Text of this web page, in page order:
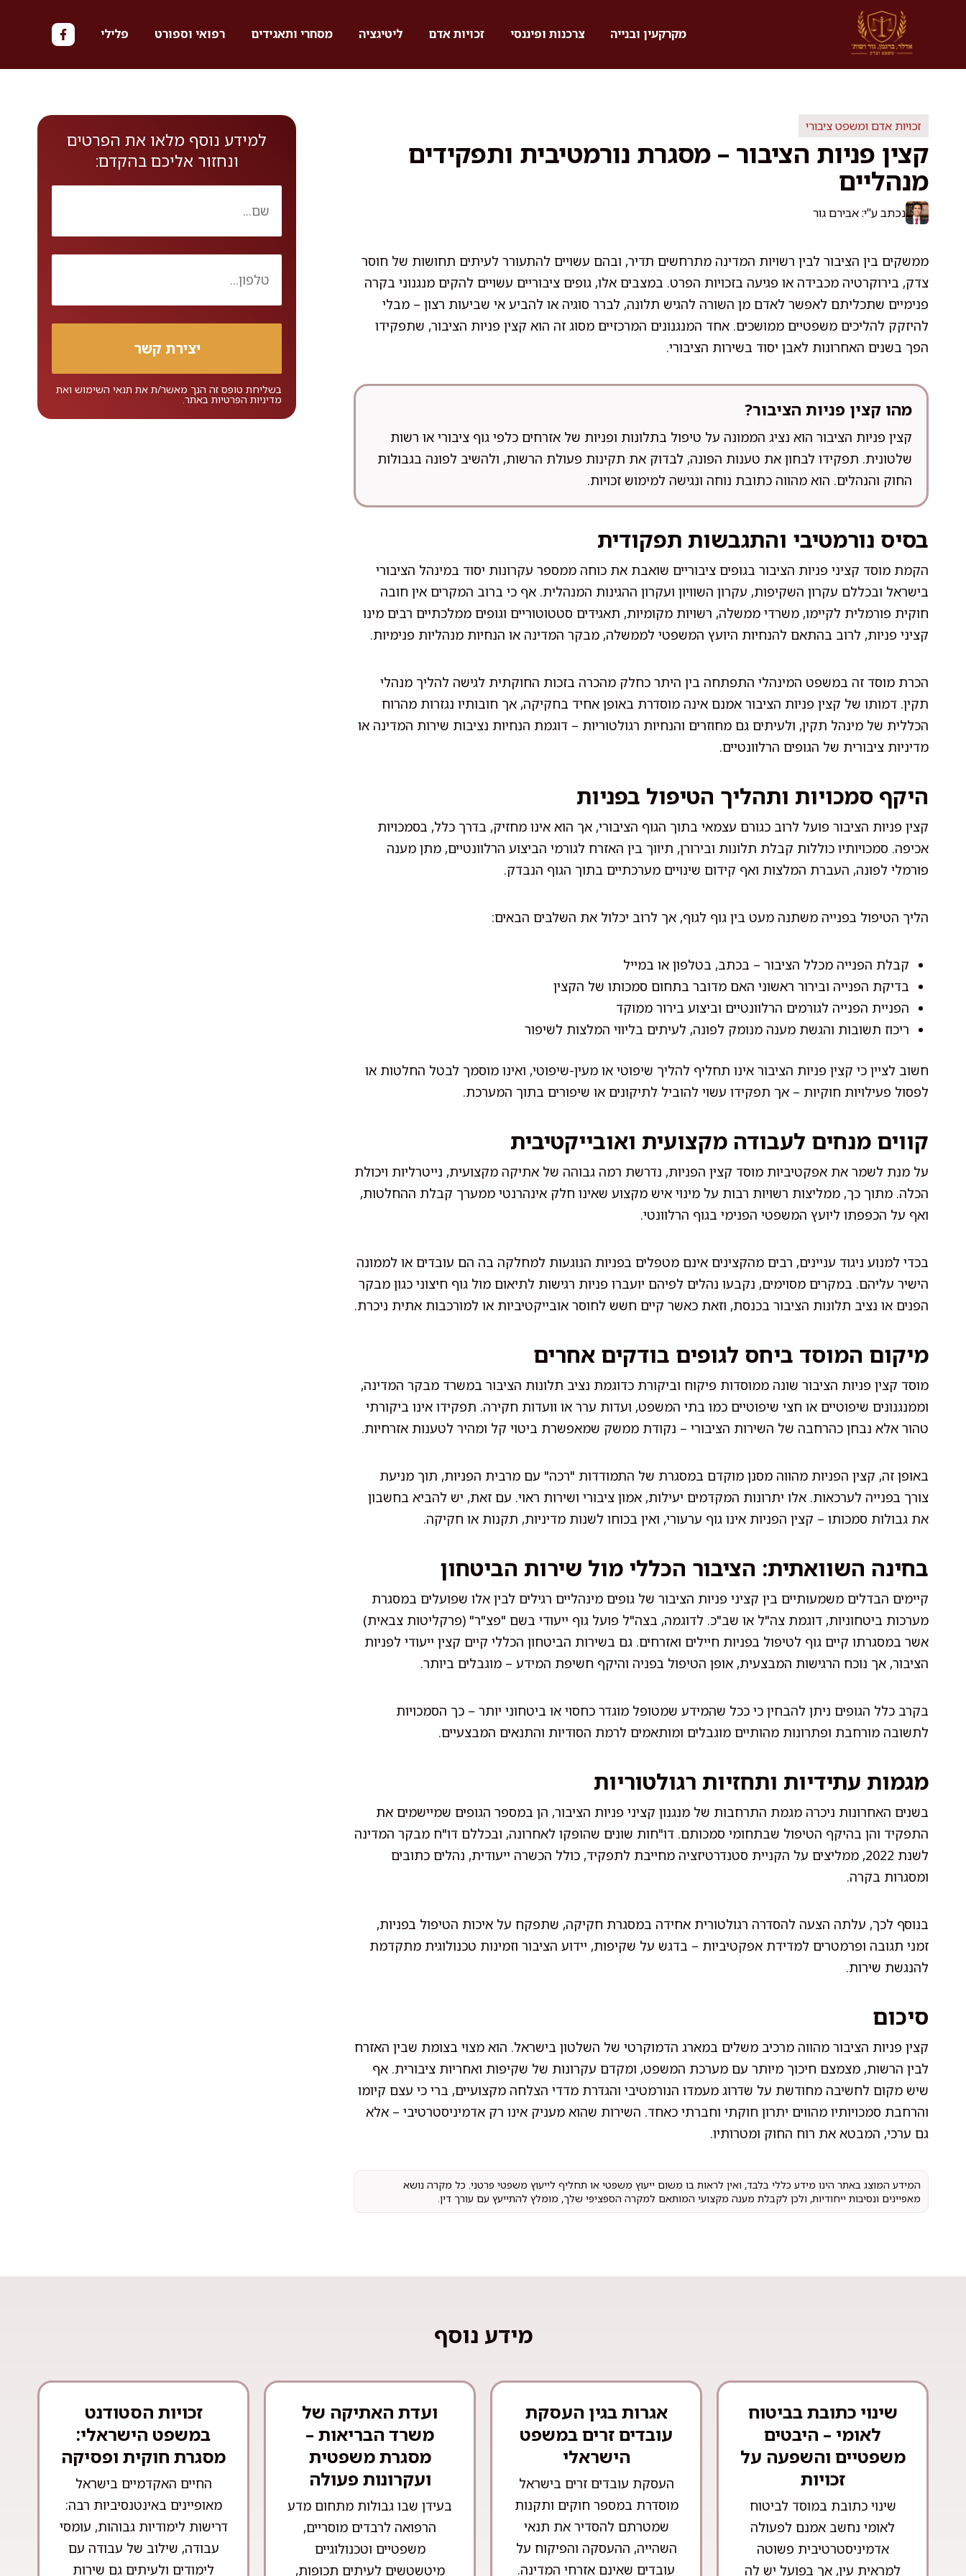
מקרקעין ובנייה צרכנות ופיננסי זכויות אדם ליטיגציה מסחרי ותאגידים רפואי וספורט פלילי
זכויות אדם ומשפט ציבורי
קצין פניות הציבור – מסגרת נורמטיבית ותפקידים
מנהליים
נכתב ע"י: אבירם גור
ממשקים בין הציבור לבין רשויות המדינה מתרחשים תדיר, ובהם עשויים להתעורר לעיתים תחושות של חוסר
צדק, בירוקרטיה מכבידה או פגיעה בזכויות הפרט. במצבים אלו, גופים ציבוריים עשויים להקים מנגנוני בקרה
פנימיים שתכליתם לאפשר לאדם מן השורה להגיש תלונה, לברר סוגיה או להביע אי שביעות רצון – מבלי
להיזקק להליכים משפטיים ממושכים. אחד המנגנונים המרכזיים מסוג זה הוא קצין פניות הציבור, שתפקידו
הפך בשנים האחרונות לאבן יסוד בשירות הציבורי.
מהו קצין פניות הציבור?
קצין פניות הציבור הוא נציג הממונה על טיפול בתלונות ופניות של אזרחים כלפי גוף ציבורי או רשות
שלטונית. תפקידו לבחון את טענות הפונה, לבדוק את תקינות פעולת הרשות, ולהשיב לפונה בגבולות
החוק והנהלים. הוא מהווה כתובת נוחה ונגישה למימוש זכויות.
בסיס נורמטיבי והתגבשות תפקודית
הקמת מוסד קציני פניות הציבור בגופים ציבוריים שואבת את כוחה ממספר עקרונות יסוד במינהל הציבורי
בישראל ובכללם עקרון השקיפות, עקרון השוויון ועקרון ההגינות המנהלית. אף כי ברוב המקרים אין חובה
חוקית פורמלית לקיימו, משרדי ממשלה, רשויות מקומיות, תאגידים סטטוטוריים וגופים ממלכתיים רבים מינו
קציני פניות, לרוב בהתאם להנחיות היועץ המשפטי לממשלה, מבקר המדינה או הנחיות מנהליות פנימיות.
הכרת מוסד זה במשפט המינהלי התפתחה בין היתר כחלק מהכרה בזכות החוקתית לגישה להליך מנהלי
תקין. דמותו של קצין פניות הציבור אמנם אינה מוסדרת באופן אחיד בחקיקה, אך חובותיו נגזרות מהרוח
הכללית של מינהל תקין, ולעיתים גם מחוזרים והנחיות רגולטוריות – דוגמת הנחיות נציבות שירות המדינה או
מדיניות ציבורית של הגופים הרלוונטיים.
היקף סמכויות ותהליך הטיפול בפניות
קצין פניות הציבור פועל לרוב כגורם עצמאי בתוך הגוף הציבורי, אך הוא אינו מחזיק, בדרך כלל, בסמכויות
אכיפה. סמכויותיו כוללות קבלת תלונות ובירורן, תיווך בין האזרח לגורמי הביצוע הרלוונטיים, מתן מענה
פורמלי לפונה, העברת המלצות ואף קידום שינויים מערכתיים בתוך הגוף הנבדק.
הליך הטיפול בפנייה משתנה מעט בין גוף לגוף, אך לרוב יכלול את השלבים הבאים:
קבלת הפנייה מכלל הציבור – בכתב, בטלפון או במייל
בדיקת הפנייה ובירור ראשוני האם מדובר בתחום סמכותו של הקצין
הפניית הפנייה לגורמים הרלוונטיים וביצוע בירור ממוקד
ריכוז תשובות והגשת מענה מנומק לפונה, לעיתים בליווי המלצות לשיפור
חשוב לציין כי קצין פניות הציבור אינו תחליף להליך שיפוטי או מעין-שיפוטי, ואינו מוסמך לבטל החלטות או
לפסול פעילויות חוקיות – אך תפקידו עשוי להוביל לתיקונים או שיפורים בתוך המערכת.
קווים מנחים לעבודה מקצועית ואובייקטיבית
על מנת לשמר את אפקטיביות מוסד קצין הפניות, נדרשת רמה גבוהה של אתיקה מקצועית, נייטרליות ויכולת
הכלה. מתוך כך, ממליצות רשויות רבות על מינוי איש מקצוע שאינו חלק אינהרנטי ממערך קבלת ההחלטות,
ואף על הכפפתו ליועץ המשפטי הפנימי בגוף הרלוונטי.
בכדי למנוע ניגוד עניינים, רבים מהקצינים אינם מטפלים בפניות הנוגעות למחלקה בה הם עובדים או לממונה
הישיר עליהם. במקרים מסוימים, נקבעו נהלים לפיהם יועברו פניות רגישות לתיאום מול גוף חיצוני כגון מבקר
הפנים או נציב תלונות הציבור בכנסת, וזאת כאשר קיים חשש לחוסר אובייקטיביות או למורכבות אתית ניכרת.
מיקום המוסד ביחס לגופים בודקים אחרים
מוסד קצין פניות הציבור שונה ממוסדות פיקוח וביקורת כדוגמת נציב תלונות הציבור במשרד מבקר המדינה,
וממנגנונים שיפוטיים או חצי שיפוטיים כמו בתי המשפט, ועדות ערר או וועדות חקירה. תפקידו אינו ביקורתי
טהור אלא נבחן כהרחבה של השירות הציבורי – נקודת ממשק שמאפשרת ביטוי קל ומהיר לטענות אזרחיות.
באופן זה, קצין הפניות מהווה מסנן מוקדם במסגרת של התמודדות "רכה" עם מרבית הפניות, תוך מניעת
צורך בפנייה לערכאות. אלו יתרונות המקדמים יעילות, אמון ציבורי ושירות ראוי. עם זאת, יש להביא בחשבון
את גבולות סמכותו – קצין הפניות אינו גוף ערעורי, ואין בכוחו לשנות מדיניות, תקנות או חקיקה.
בחינה השוואתית: הציבור הכללי מול שירות הביטחון
קיימים הבדלים משמעותיים בין קציני פניות הציבור של גופים מינהליים רגילים לבין אלו שפועלים במסגרת
מערכות ביטחוניות, דוגמת צה"ל או שב"כ. לדוגמה, בצה"ל פועל גוף ייעודי בשם "פצ"ר" (פרקליטות צבאית)
אשר במסגרתו קיים גוף לטיפול בפניות חיילים ואזרחים. גם בשירות הביטחון הכללי קיים קצין ייעודי לפניות
הציבור, אך נוכח הרגישות המבצעית, אופן הטיפול בפניה והיקף חשיפת המידע – מוגבלים ביותר.
בקרב כלל הגופים ניתן להבחין כי ככל שהמידע שמטופל מוגדר כחסוי או ביטחוני יותר – כך הסמכויות
לתשובה מורחבת ופתרונות מהותיים מוגבלים ומותאמים לרמת הסודיות והתנאים המבצעיים.
מגמות עתידיות ותחזיות רגולטוריות
בשנים האחרונות ניכרה מגמת התרחבות של מנגנון קציני פניות הציבור, הן במספר הגופים שמיישמים את
התפקיד והן בהיקף הטיפול שבתחומי סמכותם. דו"חות שונים שהופקו לאחרונה, ובכללם דו"ח מבקר המדינה
לשנת 2022, ממליצים על הקניית סטנדרטיזציה מחייבת לתפקיד, כולל הכשרה ייעודית, נהלים כתובים
ומסגרות בקרה.
בנוסף לכך, עלתה הצעה להסדרה רגולטורית אחידה במסגרת חקיקה, שתפקח על איכות הטיפול בפניות,
זמני תגובה ופרמטרים למדידת אפקטיביות – בדגש על שקיפות, יידוע הציבור וזמינות טכנולוגית מתקדמת
להנגשת שירות.
סיכום
קצין פניות הציבור מהווה מרכיב משלים במארג הדמוקרטי של השלטון בישראל. הוא מצוי בצומת שבין האזרח
לבין הרשות, מצמצם חיכוך מיותר עם מערכת המשפט, ומקדם עקרונות של שקיפות ואחריות ציבורית. אף
שיש מקום לחשיבה מחודשת על שדרוג מעמדו הנורמטיבי והגדרת מדדי הצלחה מקצועיים, ברי כי עצם קיומו
והרחבת סמכויותיו מהווים יתרון חוקתי וחברתי כאחד. השירות שהוא מעניק אינו רק אדמיניסטרטיבי – אלא
גם ערכי, המבטא את רוח החוק ומטרותיו.
המידע המוצג באתר הינו מידע כללי בלבד, ואין לראות בו משום ייעוץ משפטי או תחליף לייעוץ משפטי פרטני. כל מקרה נושא
מאפיינים ונסיבות ייחודיות, ולכן לקבלת מענה מקצועי המותאם למקרה הספציפי שלך, מומלץ להתייעץ עם עורך דין.
למידע נוסף מלאו את הפרטים
ונחזור אליכם בהקדם:
בשליחת טופס זה הנך מאשר/ת את תנאי השימושואת
מדיניות הפרטיותבאתר.
מידע נוסף
שינוי כתובת בביטוח
לאומי – היבטים
משפטיים והשפעה על
זכויות
שינוי כתובת במוסד לביטוח
לאומי נחשב אמנם לפעולה
אדמיניסטרטיבית פשוטה
למראית עין, אך בפועל יש לה
אגרות בגין העסקת
עובדים זרים במשפט
הישראלי
העסקת עובדים זרים בישראל
מוסדרת במספר חוקים ותקנות
שמטרתם להסדיר את תנאי
השהייה, ההעסקה והפיקוח על
עובדים שאינם אזרחי המדינה.
ועדת האתיקה של
משרד הבריאות –
מסגרת משפטית
ועקרונות פעולה
בעידן שבו גבולות מתחום מדע
הרפואה לרבדים מוסריים,
משפטיים וטכנולוגיים
מיטשטשים לעיתים תכופות,
זכויות הסטודנט
במשפט הישראלי:
מסגרת חוקית ופסיקה
החיים האקדמיים בישראל
מאופיינים באינטנסיביות רבה:
דרישות לימודיות גבוהות, עומסי
עבודה, שילוב של עבודה עם
לימודים ולעיתים גם שירות